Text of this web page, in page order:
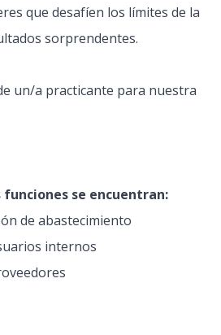
que desafíen los límites de la
sorprendentes.
un/a practicante para nuestra
se encuentran:
de abastecimiento
internos